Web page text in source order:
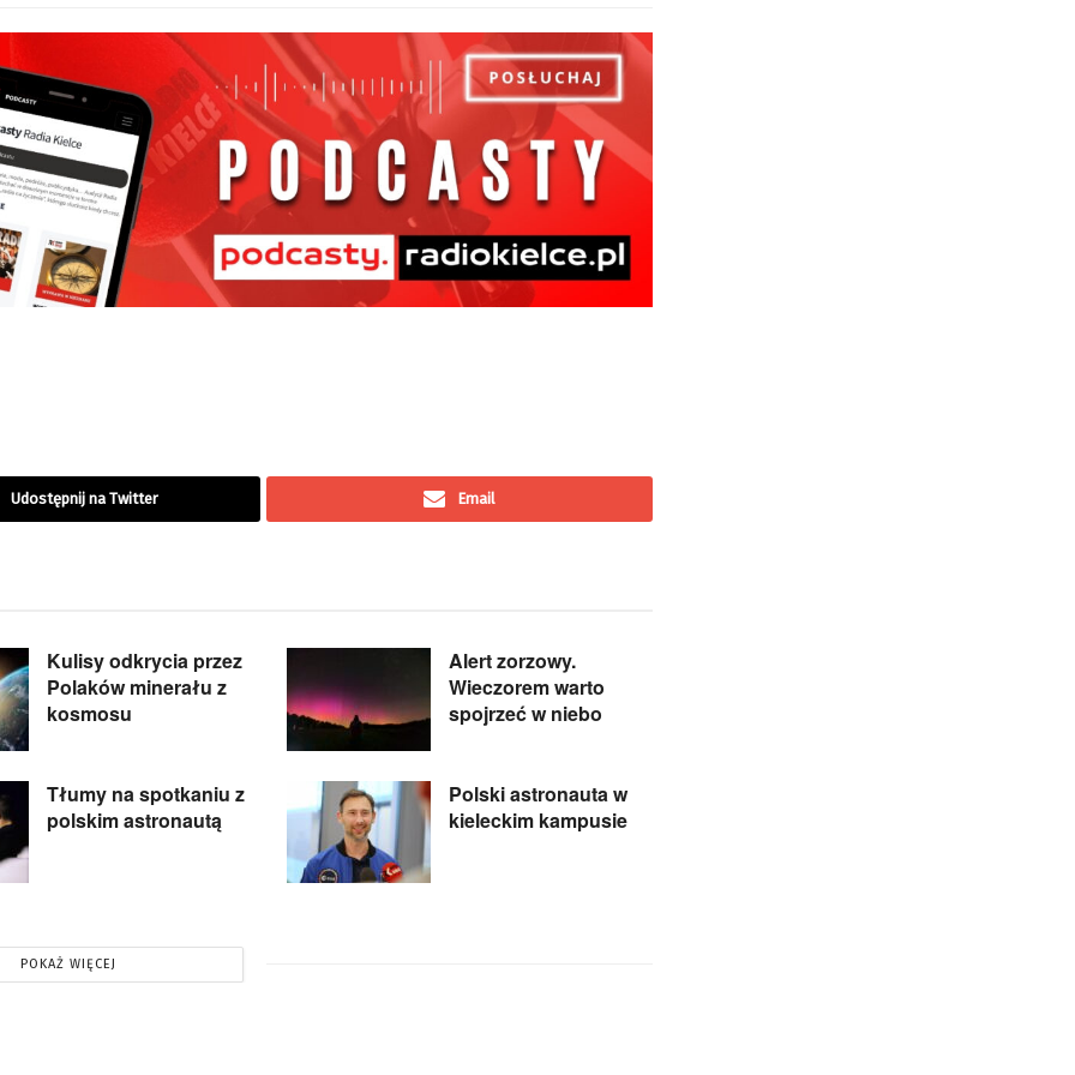
Udostępnij na Twitter Email
Kulisy odkrycia przez
Polaków minerału z
kosmosu
Alert zorzowy.
Wieczorem warto
spojrzeć w niebo
Tłumy na spotkaniu z
polskim astronautą
Polski astronauta w
kieleckim kampusie
POKAŻ WIĘCEJ